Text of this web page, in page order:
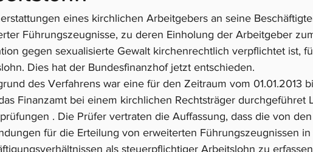
eines kirchlichen Arbeitgebers an seine
Führungszeugnisse, zu deren Einholung der Arbeitgeber
gegen sexualisierte Gewalt kirchenrechtlich verpflichtet ist,
Dies hat der Bundesfinanzhof jetzt entschieden.
des Verfahrens war eine für den Zeitraum vom 01.01.2013
Finanzamt bei einem kirchlichen Rechtsträger durchgeführet
. Die Prüfer vertraten die Auffassung, dass die von
für die Erteilung von erweiterten Führungszeugnissen
als steuerpflichtiger Arbeitslohn zu